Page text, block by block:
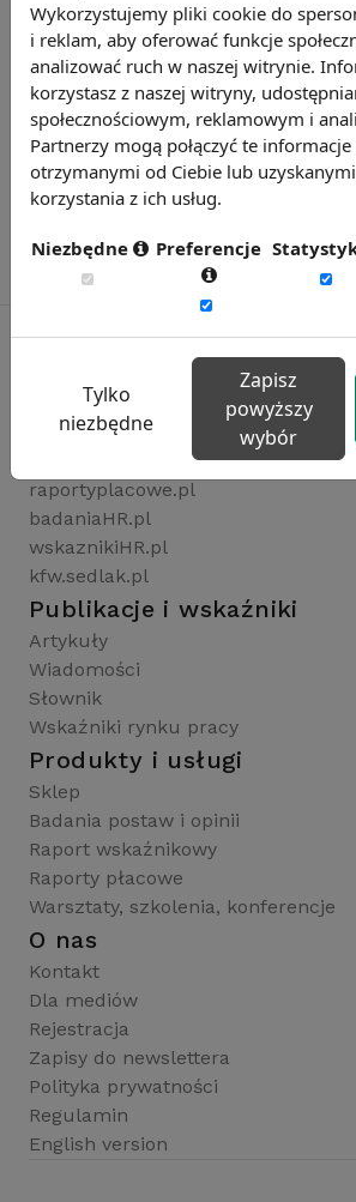
Rynekpracy.pl
sedlak.pl
raportyplacowe.pl
badaniaHR.pl
wskaznikiHR.pl
kfw.sedlak.pl
Publikacje i wskaźniki
Artykuły
Wiadomości
Słownik
Wskaźniki rynku pracy
Produkty i usługi
Sklep
Badania postaw i opinii
Raport wskaźnikowy
Raporty płacowe
Warsztaty, szkolenia, konferencje
O nas
Kontakt
Dla mediów
Rejestracja
Zapisy do newslettera
Polityka prywatności
Regulamin
English version
Wykorzystujemy pliki cookie do
i reklam, aby oferować funkcje
analizować ruch w naszej witrynie.
korzystasz z naszej witryny,
społecznościowym, reklamowym i
Partnerzy mogą połączyć te
otrzymanymi od Ciebie lub
korzystania z ich usług.
Niezbędne Preferencje
Tylko
niezbędne
Zapisz
powyższy
wybór